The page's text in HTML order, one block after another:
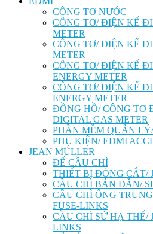
CÔNG TƠ NƯỚC
CÔNG TƠ/ ĐIỆN KẾ
METER
CÔNG TƠ/ ĐIỆN KẾ
METER
CÔNG TƠ/ ĐIỆN KẾ
ENERGY METER
CÔNG TƠ/ ĐIỆN KẾ
ENERGY METER
ĐỒNG HỒ/ CÔNG TƠ
DIGITAL GAS METER
PHẦN MỀM QUẢN
PHỤ KIỆN/ EDMI
JEAN MÜLLER
ĐẾ CẦU CHÌ
THIẾT BỊ ĐÓNG CẮT/
CẦU CHÌ BÁN DẪN/
CẦU CHÌ ỐNG
FUSE-LINKS
CẦU CHÌ SỨ HẠ THẾ/
LINKS